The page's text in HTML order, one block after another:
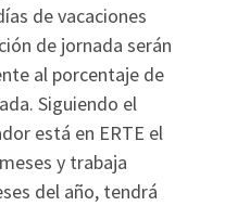
de vacaciones
de jornada serán
al porcentaje de
Siguiendo el
está en ERTE el
y trabaja
del año, tendrá